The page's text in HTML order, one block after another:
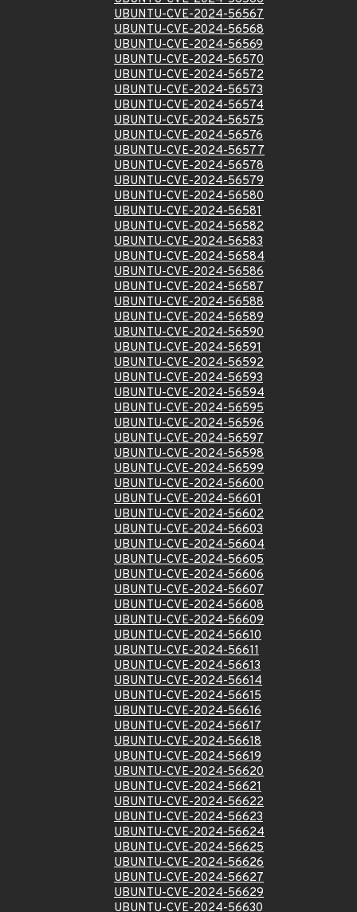
UBUNTU-CVE-2024-56567
UBUNTU-CVE-2024-56568
UBUNTU-CVE-2024-56569
UBUNTU-CVE-2024-56570
UBUNTU-CVE-2024-56572
UBUNTU-CVE-2024-56573
UBUNTU-CVE-2024-56574
UBUNTU-CVE-2024-56575
UBUNTU-CVE-2024-56576
UBUNTU-CVE-2024-56577
UBUNTU-CVE-2024-56578
UBUNTU-CVE-2024-56579
UBUNTU-CVE-2024-56580
UBUNTU-CVE-2024-56581
UBUNTU-CVE-2024-56582
UBUNTU-CVE-2024-56583
UBUNTU-CVE-2024-56584
UBUNTU-CVE-2024-56586
UBUNTU-CVE-2024-56587
UBUNTU-CVE-2024-56588
UBUNTU-CVE-2024-56589
UBUNTU-CVE-2024-56590
UBUNTU-CVE-2024-56591
UBUNTU-CVE-2024-56592
UBUNTU-CVE-2024-56593
UBUNTU-CVE-2024-56594
UBUNTU-CVE-2024-56595
UBUNTU-CVE-2024-56596
UBUNTU-CVE-2024-56597
UBUNTU-CVE-2024-56598
UBUNTU-CVE-2024-56599
UBUNTU-CVE-2024-56600
UBUNTU-CVE-2024-56601
UBUNTU-CVE-2024-56602
UBUNTU-CVE-2024-56603
UBUNTU-CVE-2024-56604
UBUNTU-CVE-2024-56605
UBUNTU-CVE-2024-56606
UBUNTU-CVE-2024-56607
UBUNTU-CVE-2024-56608
UBUNTU-CVE-2024-56609
UBUNTU-CVE-2024-56610
UBUNTU-CVE-2024-56611
UBUNTU-CVE-2024-56613
UBUNTU-CVE-2024-56614
UBUNTU-CVE-2024-56615
UBUNTU-CVE-2024-56616
UBUNTU-CVE-2024-56617
UBUNTU-CVE-2024-56618
UBUNTU-CVE-2024-56619
UBUNTU-CVE-2024-56620
UBUNTU-CVE-2024-56621
UBUNTU-CVE-2024-56622
UBUNTU-CVE-2024-56623
UBUNTU-CVE-2024-56624
UBUNTU-CVE-2024-56625
UBUNTU-CVE-2024-56626
UBUNTU-CVE-2024-56627
UBUNTU-CVE-2024-56629
UBUNTU-CVE-2024-56630